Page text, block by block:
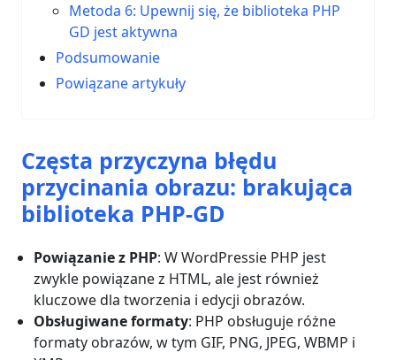
Metoda 6: Upewnij się, że biblioteka PHP
GD jest aktywna
Podsumowanie
Powiązane artykuły
Częsta przyczyna błędu
przycinania obrazu: brakująca
biblioteka PHP-GD
Powiązanie z PHP: W WordPressie PHP jest
zwykle powiązane z HTML, ale jest również
kluczowe dla tworzenia i edycji obrazów.
Obsługiwane formaty: PHP obsługuje różne
formaty obrazów, w tym GIF, PNG, JPEG, WBMP i